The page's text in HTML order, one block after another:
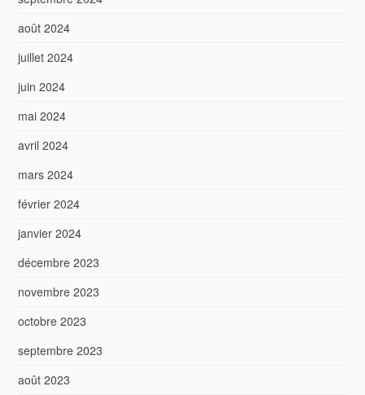
août 2024
juillet 2024
juin 2024
mai 2024
avril 2024
mars 2024
février 2024
janvier 2024
décembre 2023
novembre 2023
octobre 2023
septembre 2023
août 2023